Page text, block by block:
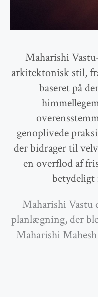
Maharishi
arkitektonisk stil,
baseret på
genoplivede
der bidrager til
en overflod af
betydeligt
Maharishi Vastu
planlægning, der
Maharishi